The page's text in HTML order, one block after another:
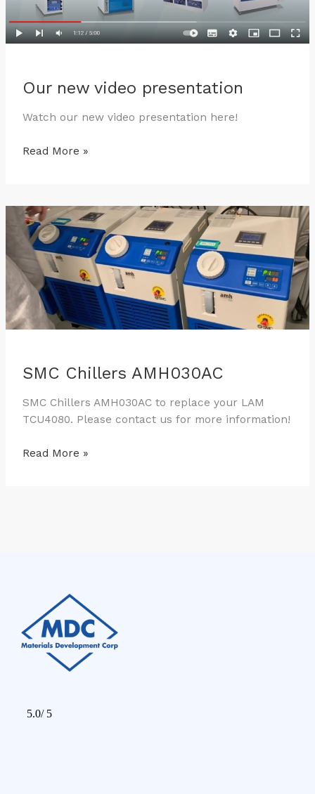
Our new video presentation
Watch our new video presentation here!
Read More »
SMC Chillers AMH030AC
SMC Chillers AMH030AC to replace your LAM
TCU4080. Please contact us for more information!
SMC
Chillers
AMH030AC
Read More »